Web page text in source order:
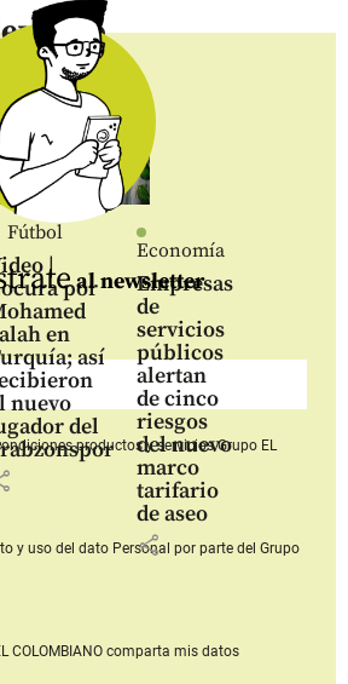
Fútbol
|
por
en
así
nuevo
del
Economía
Empresas
de
servicios
públicos
alertan
de cinco
riesgos
del nuevo
marco
tarifario
de aseo
share
al newsletter
productos y serviciosGrupo EL
y uso del dato Personal por parte del Grupo
COLOMBIANOcomparta mis datos